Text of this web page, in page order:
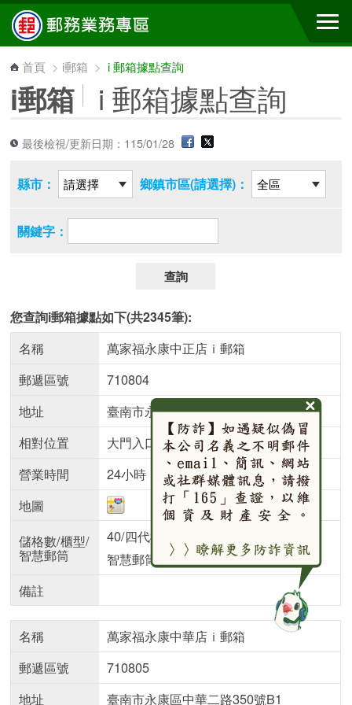
跳到主要內容區塊
首頁 > i郵箱 > i 郵箱據點查詢
i郵箱 i 郵箱據點查詢
最後檢視/更新日期：115/01/28
縣市： 鄉鎮市區(請選擇)：
關鍵字：
查詢
您查詢i郵箱據點如下(共2345筆):
名稱
萬家福永康中正店ｉ郵箱
郵遞區號
710804
地址
臺南市永康區中正南路358號
相對位置
大門入口處
營業時間
24小時
地圖
儲格數/櫃型/
智慧郵筒
40/四代櫃
智慧郵筒
備註
名稱
萬家福永康中華店ｉ郵箱
郵遞區號
710805
地址
臺南市永康區中華二路350號B1